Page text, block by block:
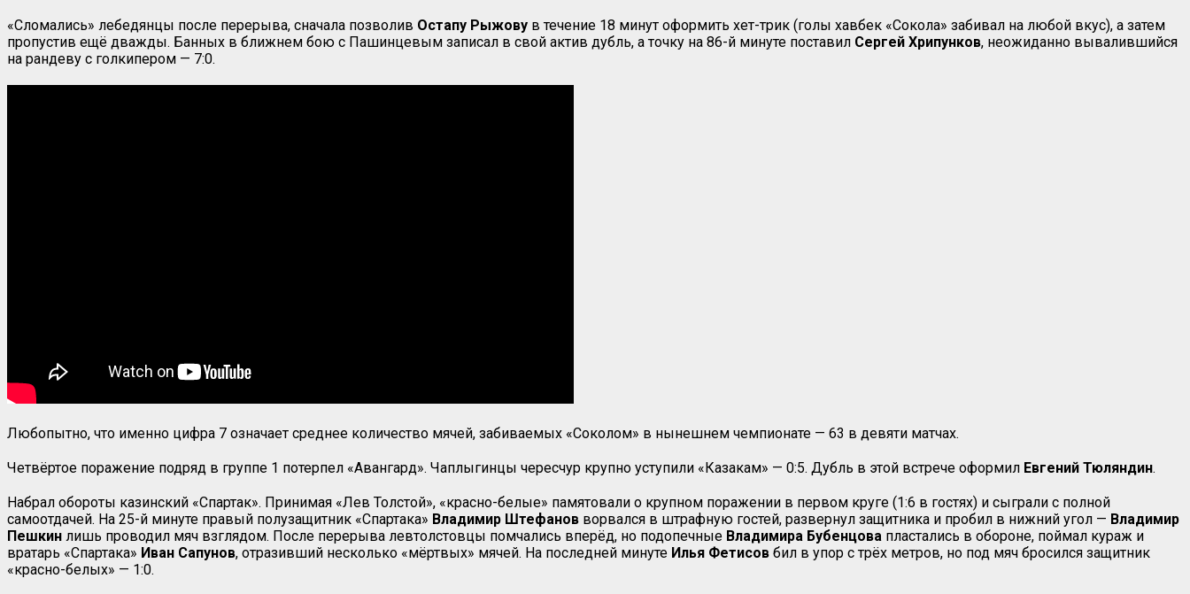
«Сломались» лебедянцы после перерыва, сначала позволив Остапу Рыжову в течение 18 минут оформить хет-трик (голы хавбек «Сокола» забивал на любой вкус), а затем
пропустив ещё дважды. Банных в ближнем бою с Пашинцевым записал в свой актив дубль, а точку на 86-й минуте поставил Сергей Хрипунков, неожиданно вывалившийся
на рандеву с голкипером — 7:0.
Любопытно, что именно цифра 7 означает среднее количество мячей, забиваемых «Соколом» в нынешнем чемпионате — 63 в девяти матчах.
Четвёртое поражение подряд в группе 1 потерпел «Авангард». Чаплыгинцы чересчур крупно уступили «Казакам» — 0:5. Дубль в этой встрече оформил Евгений Тюляндин.
Набрал обороты казинский «Спартак». Принимая «Лев Толстой», «красно-белые» памятовали о крупном поражении в первом круге (1:6 в гостях) и сыграли с полной
самоотдачей. На 25-й минуте правый полузащитник «Спартака» Владимир Штефанов ворвался в штрафную гостей, развернул защитника и пробил в нижний угол — Владимир
Пешкин лишь проводил мяч взглядом. После перерыва левтолстовцы помчались вперёд, но подопечные Владимира Бубенцова пластались в обороне, поймал кураж и
вратарь «Спартака» Иван Сапунов, отразивший несколько «мёртвых» мячей. На последней минуте Илья Фетисов бил в упор с трёх метров, но под мяч бросился защитник
«красно-белых» — 1:0.